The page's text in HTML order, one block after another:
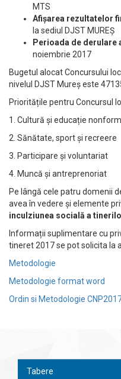
MTS
Afișarea rezultatelor
la sediul DJST MUREȘ
Perioada de derulare
noiembrie 2017
Bugetul alocat Concursului
nivelul DJST Mureș este
Prioritățile pentru Concursul
1. Cultură și educație
2. Sănătate, sport și recreere
3. Participare și voluntariat
4. Muncă și antreprenoriat
Pe lângă cele patru domenii
avea în vedere și elemente
inculziunea socială a
Informații suplimentare cu
tineret 2017 se pot solicita la
Metodologie
Metodologie format word
Ordin si Metodologie
Tabere